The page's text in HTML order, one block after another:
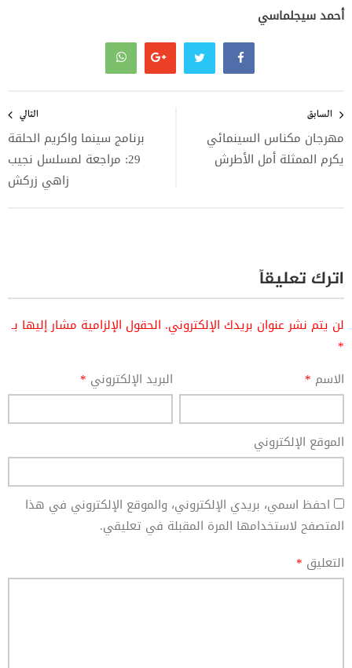
أحمد سيجلماسي
المقالات
السابق
مهرجان مكناس السينمائي
يكرم الممثلة أمل الأطرش
التالي
برنامج سينما واكريم الحلقة
29: مراجعة لمسلسل نجيب
زاهي زركش
اترك تعليقاً
لن يتم نشر عنوان بريدك الإلكتروني. الحقول الإلزامية مشار إليها بـ
*
الاسم * البريد الإلكتروني *
الموقع الإلكتروني
احفظ اسمي، بريدي الإلكتروني، والموقع الإلكتروني في هذا
المتصفح لاستخدامها المرة المقبلة في تعليقي.
التعليق *